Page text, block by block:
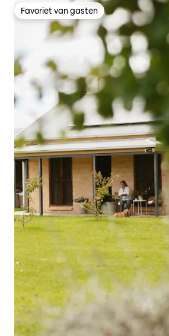
Favoriet van gasten
Favoriet van gasten